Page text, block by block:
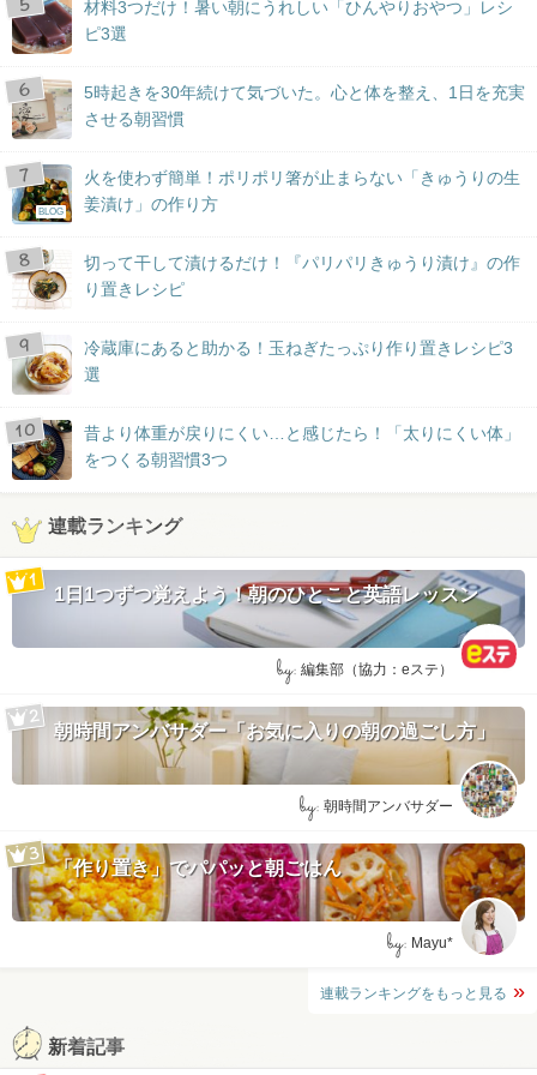
材料3つだけ！暑い朝にうれしい「ひんやりおやつ」レシ
ピ3選
5時起きを30年続けて気づいた。心と体を整え、1日を充実
させる朝習慣
BLOG
火を使わず簡単！ポリポリ箸が止まらない「きゅうりの生
姜漬け」の作り方
切って干して漬けるだけ！『パリパリきゅうり漬け』の作
り置きレシピ
冷蔵庫にあると助かる！玉ねぎたっぷり作り置きレシピ3
選
昔より体重が戻りにくい…と感じたら！「太りにくい体」
をつくる朝習慣3つ
連載ランキング
1日1つずつ覚えよう！朝のひとこと英語レッスン
by: 編集部（協力：eステ）
朝時間アンバサダー「お気に入りの朝の過ごし方」
by: 朝時間アンバサダー
「作り置き」でパパッと朝ごはん
by: Mayu*
連載ランキングをもっと見る
新着記事